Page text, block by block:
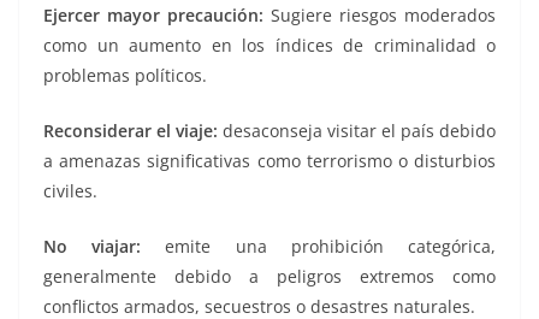
Ejercer mayor precaución: Sugiere riesgos moderados
como un aumento en los índices de criminalidad o
problemas políticos.
Reconsiderar el viaje: desaconseja visitar el país debido
a amenazas significativas como terrorismo o disturbios
civiles.
No viajar: emite una prohibición categórica,
generalmente debido a peligros extremos como
conflictos armados, secuestros o desastres naturales.